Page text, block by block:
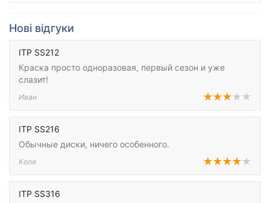
Нові відгуки
ITP SS212
Краска просто одноразовая, первый сезон и уже
слазит!
Иван
ITP SS216
Обычные диски, ничего особенного.
Коля
ITP SS316